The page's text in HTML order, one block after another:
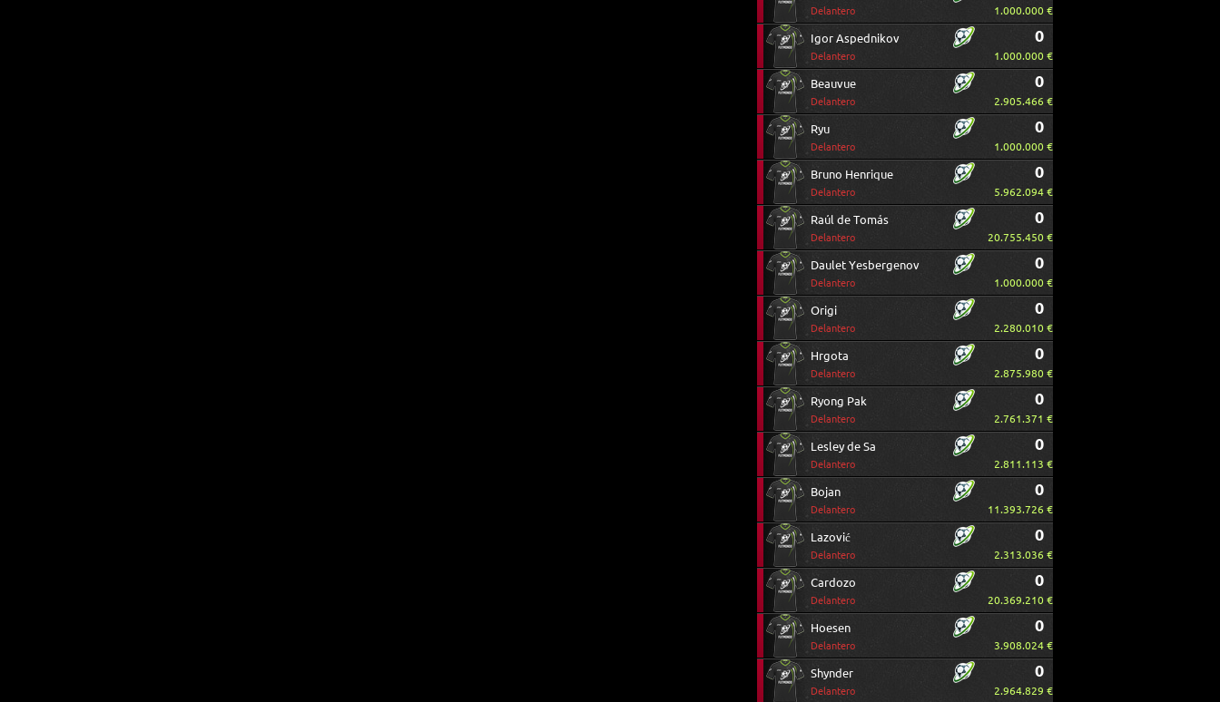
Delantero 1.000.000 €
Igor Aspednikov
Delantero
0
1.000.000 €
Beauvue
Delantero
0
2.905.466 €
Ryu
Delantero
0
1.000.000 €
Bruno Henrique
Delantero
0
5.962.094 €
Raúl de Tomás
Delantero
0
20.755.450 €
Daulet Yesbergenov
Delantero
0
1.000.000 €
Origi
Delantero
0
2.280.010 €
Hrgota
Delantero
0
2.875.980 €
Ryong Pak
Delantero
0
2.761.371 €
Lesley de Sa
Delantero
0
2.811.113 €
Bojan
Delantero
0
11.393.726 €
Lazović
Delantero
0
2.313.036 €
Cardozo
Delantero
0
20.369.210 €
Hoesen
Delantero
0
3.908.024 €
Shynder
Delantero
0
2.964.829 €